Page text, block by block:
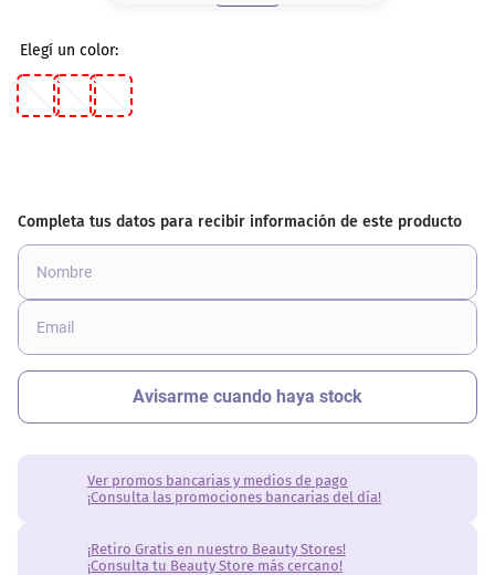
Ver promos bancarias y medios de pago
¡Consulta las promociones bancarias del día!
¡Retiro Gratis en nuestro Beauty Stores!
¡Consulta tu Beauty Store más cercano!
9. cher
10 nyx